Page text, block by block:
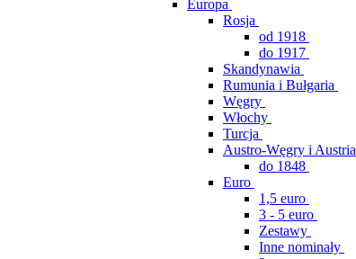
Europa
Rosja
od 1918
do 1917
Skandynawia
Rumunia i Bułgaria
Węgry
Włochy
Turcja
Austro-Węgry i Austria
do 1848
Euro
1,5 euro
3 - 5 euro
Zestawy
Inne nominały